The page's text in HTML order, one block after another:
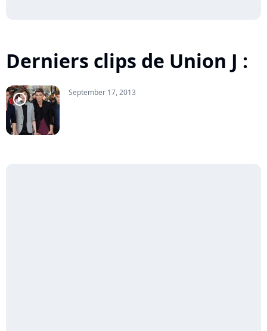
Derniers clips de Union J :
player2 September 17, 2013